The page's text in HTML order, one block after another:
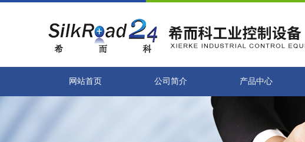
网站首页 公司简介 产品中心